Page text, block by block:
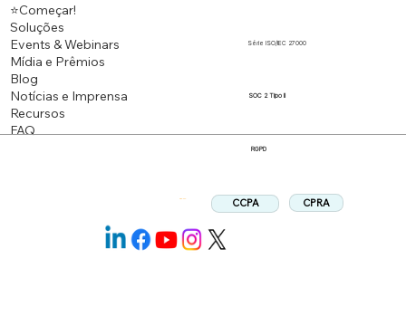
⭐Começar!
Soluções
Events & Webinars
Mídia e Prêmios
Blog
Notícias e Imprensa
Recursos
FAQ
Série ISO/IEC 27000
SOC 2 Tipo II
RGPD
CCPA CPRA